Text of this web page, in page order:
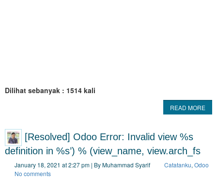
Dilihat sebanyak : 1514 kali
READ MORE
[Resolved] Odoo Error: Invalid view %s
definition in %s’) % (view_name, view.arch_fs
January 18, 2021 at 2:27 pm | By Muhammad Syarif Catatanku, Odoo
No comments